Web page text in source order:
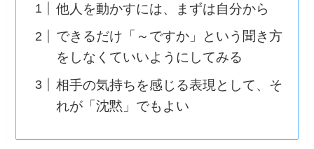
他人を動かすには、まずは自分から
できるだけ「～ですか」という聞き方
をしなくていいようにしてみる
相手の気持ちを感じる表現として、そ
れが「沈黙」でもよい